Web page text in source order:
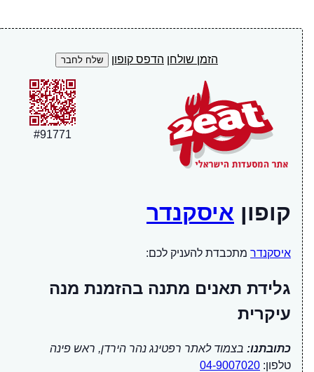
הזמן שולחן הדפס קופון
#91771
קופון איסקנדר
איסקנדר מתכבדת להעניק לכם:
גלידת תאנים מתנה בהזמנת מנה
עיקרית
כתובתנו: בצמוד לאתר רפטינג נהר הירדן, ראש פינה
טלפון: 04-9007020